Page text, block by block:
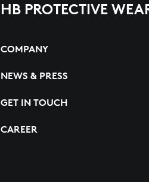
HB PROTECTIVE
COMPANY
NEWS & PRESS
GET IN TOUCH
CAREER